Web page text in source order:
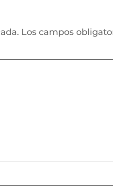
Los campos